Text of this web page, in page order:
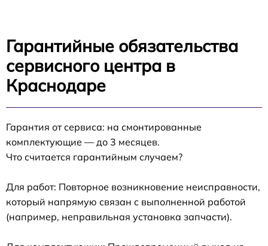
Гарантийные обязательства
сервисного центра в
Краснодаре
Гарантия от сервиса: на смонтированные
комплектующие — до 3 месяцев.
Что считается гарантийным случаем?
Для работ: Повторное возникновение неисправности,
который напрямую связан с выполненной работой
(например, неправильная установка запчасти).